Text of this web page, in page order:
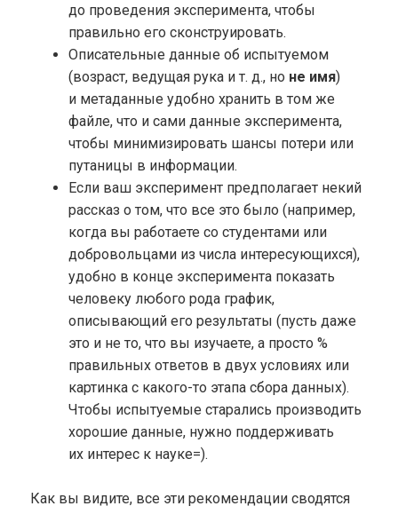
до проведения эксперимента, чтобы
правильно его сконструировать.
Описательные данные об испытуемом
(возраст, ведущая рука и т. д., но не имя)
и метаданные удобно хранить в том же
файле, что и сами данные эксперимента,
чтобы минимизировать шансы потери или
путаницы в информации.
Если ваш эксперимент предполагает некий
рассказ о том, что все это было (например,
когда вы работаете со студентами или
добровольцами из числа интересующихся),
удобно в конце эксперимента показать
человеку любого рода график,
описывающий его результаты (пусть даже
это и не то, что вы изучаете, а просто %
правильных ответов в двух условиях или
картинка с какого-то этапа сбора данных).
Чтобы испытуемые старались производить
хорошие данные, нужно поддерживать
их интерес к науке=).
Как вы видите, все эти рекомендации сводятся